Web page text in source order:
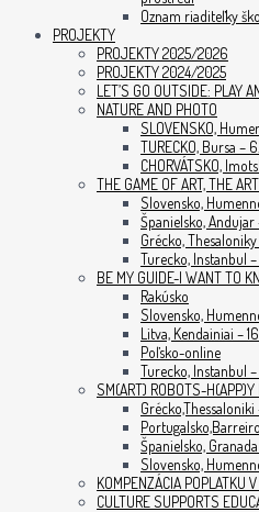
Oznam riaditeľky
PROJEKTY
PROJEKTY 2025/2026
PROJEKTY 2024/2025
LET’S GO OUTSIDE: PLAY
NATURE AND PHOTO
SLOVENSKO,
TURECKO, Bursa –
CHORVÁTSKO,
THE GAME OF ART, THE
Slovensko,
Španielsko, Andujar
Grécko,
Turecko, Instanbul –
BE MY GUIDE-I WANT TO
Rakúsko
Slovensko,
Litva, Kendainiai –
Poľsko-online
Turecko, Instanbul –
SM(ART) ROBOTS-H(APP)Y
Grécko,Thessaloniki –
Portugalsko,Barreiro
Španielsko,
Slovensko,
KOMPENZÁCIA POPLATKU
CULTURE SUPPORTS